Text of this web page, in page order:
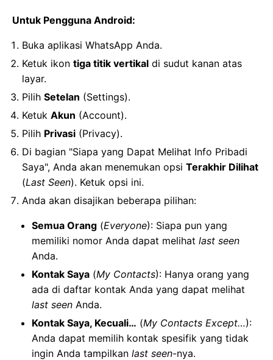
Untuk Pengguna Android:
Buka aplikasi WhatsApp Anda.
Ketuk ikon tiga titik vertikal di sudut kanan atas
layar.
Pilih Setelan (Settings).
Ketuk Akun (Account).
Pilih Privasi (Privacy).
Di bagian "Siapa yang Dapat Melihat Info Pribadi
Saya", Anda akan menemukan opsi Terakhir Dilihat
(Last Seen). Ketuk opsi ini.
Anda akan disajikan beberapa pilihan:
Semua Orang (Everyone): Siapa pun yang
memiliki nomor Anda dapat melihat last seen
Anda.
Kontak Saya (My Contacts): Hanya orang yang
ada di daftar kontak Anda yang dapat melihat
last seen Anda.
Kontak Saya, Kecuali… (My Contacts Except…):
Anda dapat memilih kontak spesifik yang tidak
ingin Anda tampilkan last seen-nya.